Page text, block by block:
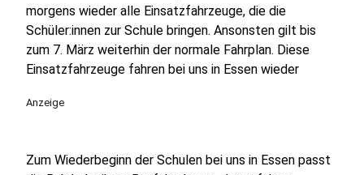
morgens wieder alle Einsatzfahrzeuge, die die
Schüler:innen zur Schule bringen. Ansonsten gilt bis
zum 7. März weiterhin der normale Fahrplan. Diese
Einsatzfahrzeuge fahren bei uns in Essen wieder
Anzeige
Zum Wiederbeginn der Schulen bei uns in Essen passt